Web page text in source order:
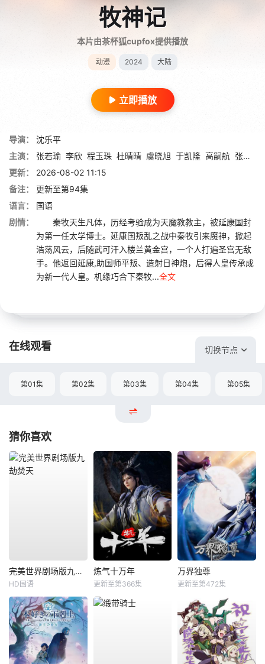
牧神记
本片由茶杯狐cupfox提供播放
动漫 2024 大陆
立即播放
导演：
沈乐平
主演：
张若瑜 李欣 程玉珠 杜晴晴 虞晓旭 于凯隆 高嗣航 张恒
更新：
2026-08-02 11:15
备注：
更新至第94集
语言：
国语
剧情：
秦牧天生凡体，历经考验成为天魔教教主，被延康国封
为第一任太学博士。延康国叛乱之战中秦牧引来魔神，掀起
浩荡风云，后随武可汗入楼兰黄金宫，一个人打遍圣宫无敌
手。他返回延康,助国师平叛、造射日神炮，后得人皇传承成
为新一代人皇。机缘巧合下秦牧...全文
在线观看 切换节点
第01集 第02集 第03集 第04集 第05集
猜你喜欢
完美世界剧场版九劫焚天
HD国语
炼气十万年
更新至第366集
万界独尊
更新至第472集